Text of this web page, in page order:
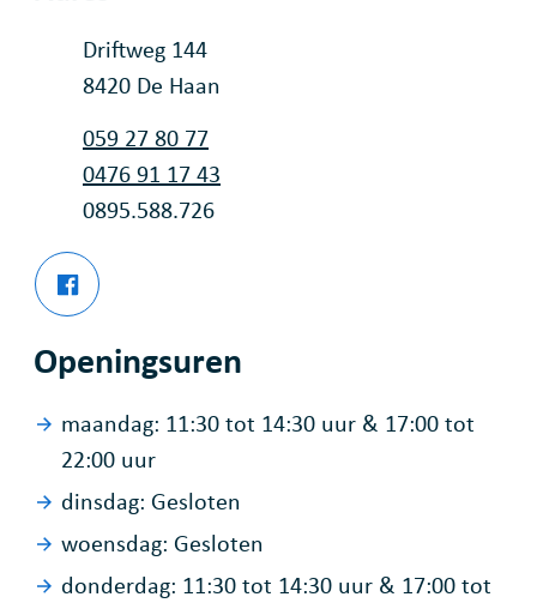
AdresDriftweg 144
,8420 De Haan
059 27 80 77
0476 91 17 43
Ondernemingsnummer
0895.588.726
Facebook
Openingsuren
maandag: 11:30tot 14:30 uur & 17:00tot
22:00 uur
dinsdag: Gesloten
woensdag: Gesloten
donderdag: 11:30tot 14:30 uur & 17:00tot